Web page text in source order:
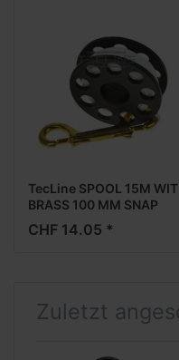
TecLine SPOOL 15M
BRASS 100 MM SNAP
CHF 14.05 *
Zuletzt